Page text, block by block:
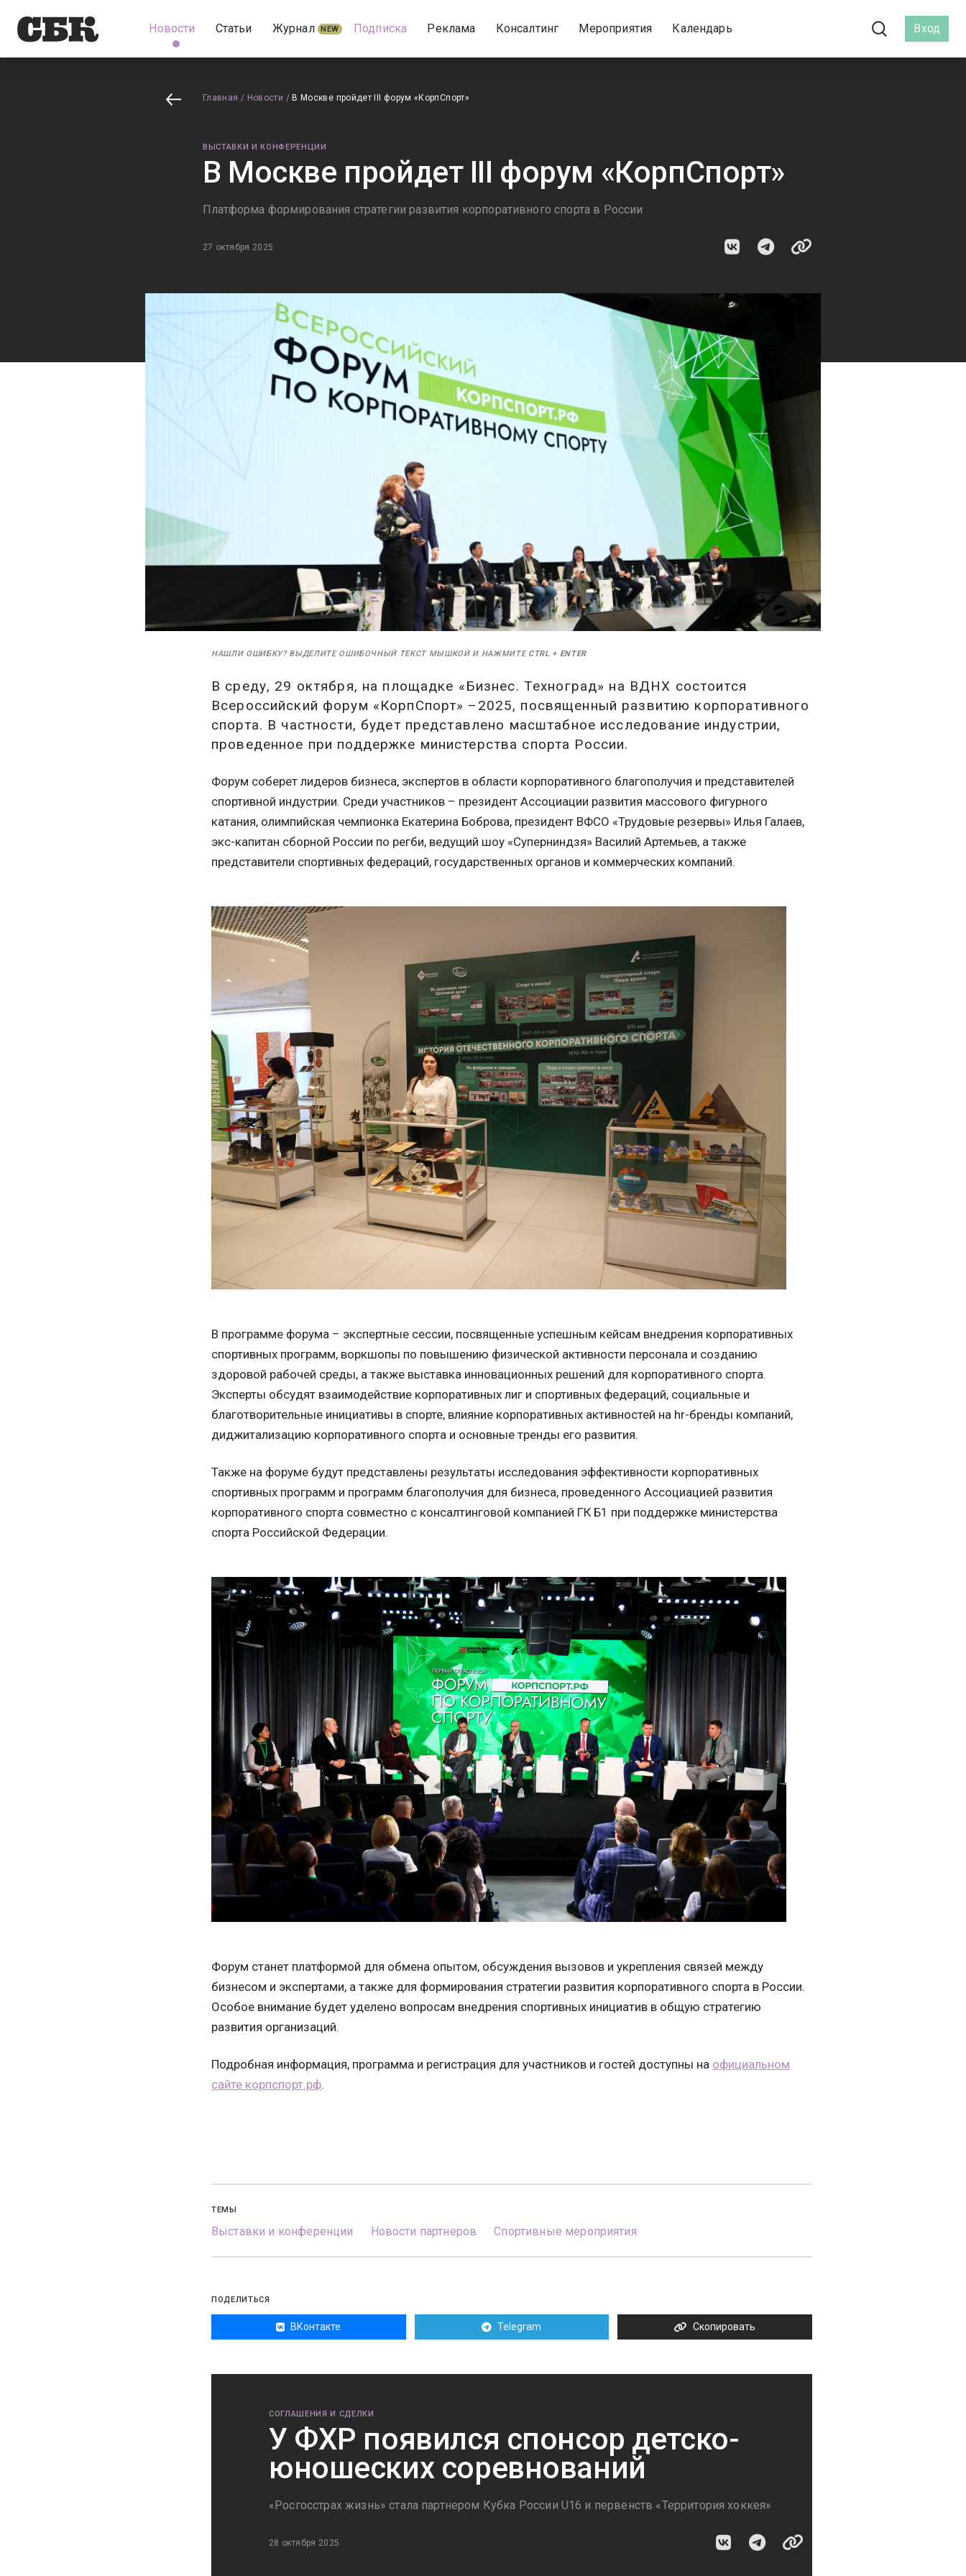
Новости Статьи Журнал NEW Подписка Реклама Консалтинг Мероприятия Календарь Вход
Главная / Новости / В Москве пройдет III форум «КорпСпорт»
ВЫСТАВКИ И КОНФЕРЕНЦИИ
В Москве пройдет III форум «КорпСпорт»
Платформа формирования стратегии развития корпоративного спорта в России
27 октября 2025
НАШЛИ ОШИБКУ? ВЫДЕЛИТЕ ОШИБОЧНЫЙ ТЕКСТ МЫШКОЙ И НАЖМИТЕ CTRL + ENTER
В среду, 29 октября, на площадке «Бизнес. Техноград» на ВДНХ состоится
Всероссийский форум «КорпСпорт» –2025, посвященный развитию корпоративного
спорта. В частности, будет представлено масштабное исследование индустрии,
проведенное при поддержке министерства спорта России.
Форум соберет лидеров бизнеса, экспертов в области корпоративного благополучия и представителей
спортивной индустрии. Среди участников – президент Ассоциации развития массового фигурного
катания, олимпийская чемпионка Екатерина Боброва, президент ВФСО «Трудовые резервы» Илья Галаев,
экс-капитан сборной России по регби, ведущий шоу «Суперниндзя» Василий Артемьев, а также
представители спортивных федераций, государственных органов и коммерческих компаний.
В программе форума – экспертные сессии, посвященные успешным кейсам внедрения корпоративных
спортивных программ, воркшопы по повышению физической активности персонала и созданию
здоровой рабочей среды, а также выставка инновационных решений для корпоративного спорта.
Эксперты обсудят взаимодействие корпоративных лиг и спортивных федераций, социальные и
благотворительные инициативы в спорте, влияние корпоративных активностей на hr-бренды компаний,
диджитализацию корпоративного спорта и основные тренды его развития.
Также на форуме будут представлены результаты исследования эффективности корпоративных
спортивных программ и программ благополучия для бизнеса, проведенного Ассоциацией развития
корпоративного спорта совместно с консалтинговой компанией ГК Б1 при поддержке министерства
спорта Российской Федерации.
Форум станет платформой для обмена опытом, обсуждения вызовов и укрепления связей между
бизнесом и экспертами, а также для формирования стратегии развития корпоративного спорта в России.
Особое внимание будет уделено вопросам внедрения спортивных инициатив в общую стратегию
развития организаций.
Подробная информация, программа и регистрация для участников и гостей доступны на официальном
сайте корпспорт.рф.
ТЕМЫ
Выставки и конференции Новости партнеров Спортивные мероприятия
ПОДЕЛИТЬСЯ
ВКонтакте Telegram Скопировать
СОГЛАШЕНИЯ И СДЕЛКИ
У ФХР появился спонсор детско-
юношеских соревнований
«Росгосстрах жизнь» стала партнером Кубка России U16 и первенств «Территория хоккея»
28 октября 2025